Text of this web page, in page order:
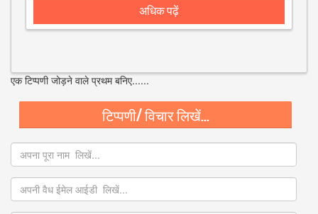
अधिक पढ़ें
एक टिप्पणी जोड़ने वाले प्रथम बनिए......
टिप्पणी/ विचार लिखें...